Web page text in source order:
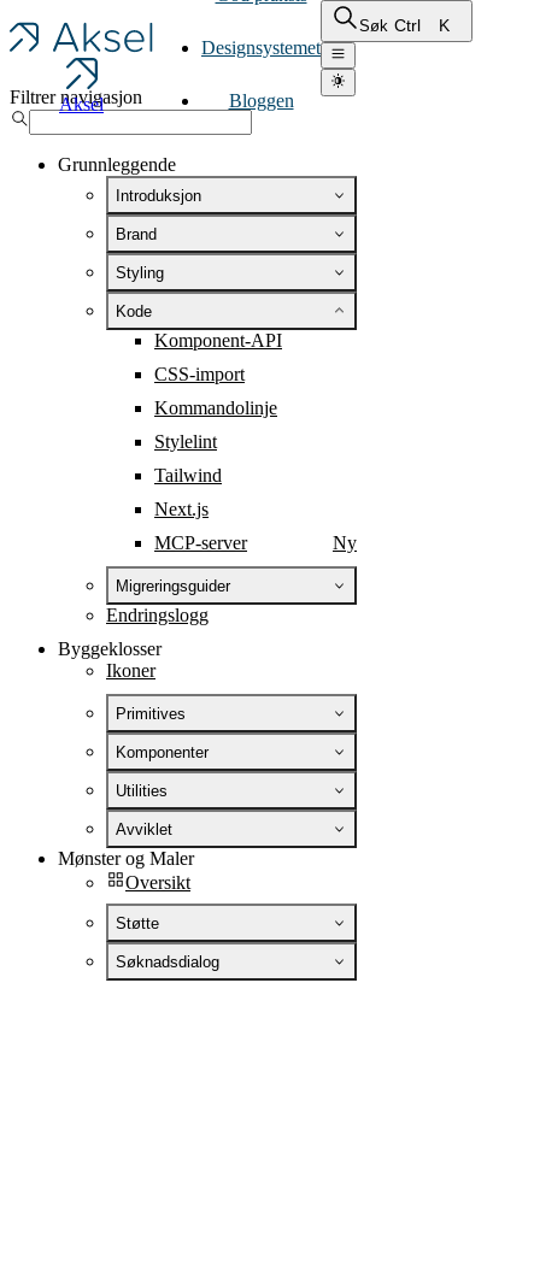
Aksel
Designsystemet
Bloggen
Søk Ctrl K
Filtrer navigasjon
Grunnleggende
Introduksjon
Brand
Styling
Kode
Komponent-API
CSS-import
Kommandolinje
Stylelint
Tailwind
Next.js
MCP-server
Ny
Migreringsguider
Endringslogg
Byggeklosser
Ikoner
Primitives
Komponenter
Utilities
Avviklet
Mønster og Maler
Oversikt
Støtte
Søknadsdialog